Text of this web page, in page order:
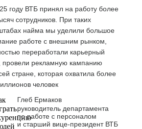
году ВТБ принял на работу более
сотрудников. При таких
найма мы уделили большое
работе с внешним рынком,
переработали карьерный
провели рекламную кампанию
стране, которая охватила более
человек
Глеб Ермаков
руководитель департамента
по работе с персоналом
и старший вице-президент ВТБ